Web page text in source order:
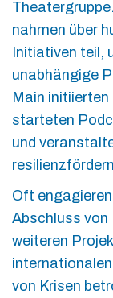
nahmen über
Initiativen teil,
unabhängige
Main
starteten
und
Oft
Abschluss von
weiteren
von Krisen